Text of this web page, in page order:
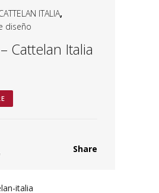
ITALIA,
diseño
Cattelan Italia
Share